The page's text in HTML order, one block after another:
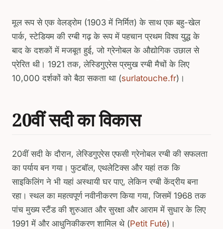
मूल रूप से एक वेलड्रोम (1903 में निर्मित) के साथ एक बहु-खेल
पार्क, स्टेडियम की रग्बी गढ़ के रूप में पहचान प्रथम विश्व युद्ध के
बाद के दशकों में मजबूत हुई, जो ग्रेनोबल के औद्योगिक उछाल से
प्रेरित थी। 1921 तक, लेस्डिगुएरेस प्रमुख रग्बी मैचों के लिए
10,000 दर्शकों को बैठा सकता था (surlatouche.fr)।
20वीं सदी का विकास
20वीं सदी के दौरान, लेस्डिगुएरेस एफसी ग्रेनोबल रग्बी की सफलता
का पर्याय बन गया। फुटबॉल, एथलेटिक्स और यहां तक कि
साइकिलिंग ने भी यहां अस्थायी घर पाए, लेकिन रग्बी केंद्रीय बना
रहा। स्थल का महत्वपूर्ण नवीनीकरण किया गया, जिसमें 1968 तक
पांच मुख्य स्टैंड की शुरुआत और सुरक्षा और आराम में सुधार के लिए
1991 में और आधुनिकीकरण शामिल थे (Petit Futé)।